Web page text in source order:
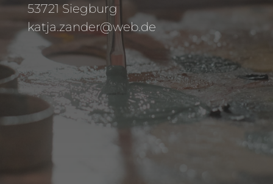
53721 Siegburg
katja.zander@web.de